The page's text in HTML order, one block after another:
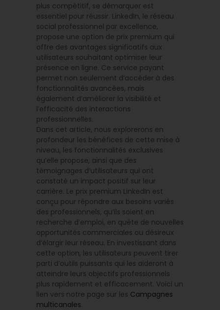
plus compétitif, se démarquer est
essentiel pour réussir. LinkedIn, le réseau
social professionnel par excellence,
propose une option de prix premium qui
offre des avantages significatifs aux
utilisateurs souhaitant optimiser leur
présence en ligne. Ce service payant
permet non seulement d’accéder à des
fonctionnalités avancées, mais
également d’améliorer la visibilité et
l’efficacité des interactions
professionnelles.
Dans cet article, nous explorerons en
profondeur les bénéfices de cette mise à
niveau, les fonctionnalités exclusives
qu’elle propose, ainsi que des
témoignages d’utilisateurs qui ont
constaté un impact positif sur leur
carrière. Le prix premium LinkedIn est
conçu pour répondre aux besoins variés
des professionnels, qu’ils soient en
recherche d’emploi, en quête de nouvelles
opportunités commerciales ou désireux
d’élargir leur réseau. En investissant dans
cette option, les utilisateurs peuvent tirer
parti d’outils puissants qui les aideront à
atteindre leurs objectifs professionnels
plus rapidement et efficacement. Voici un
lien vers notre page sur les Campagnes
multicanales.